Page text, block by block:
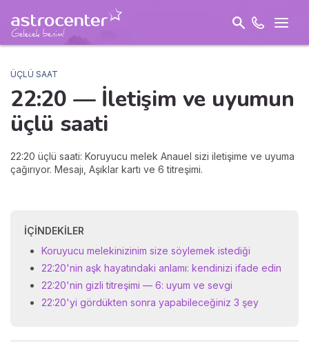
ÜÇLÜ SAAT
22:20 — İletişim ve uyumun
üçlü saati
22:20 üçlü saati: Koruyucu melek Anauel sizi iletişime ve uyuma
çağırıyor. Mesajı, Aşıklar kartı ve 6 titreşimi.
İÇINDEKILER
Koruyucu melekinizinim size söylemek istediği
22:20'nin aşk hayatındaki anlamı: kendinizi ifade edin
22:20'nin gizli titreşimi — 6: uyum ve sevgi
22:20'yi gördükten sonra yapabileceğiniz 3 şey